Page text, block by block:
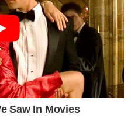
Fitness, Kids Yard, Senior
ชื่อมโยงการพักผ่อน สุขภาพ
อบครัวเข้าไว้ด้วยกัน พร้อม
ชั่วโมง และระบบควบคุม
ฐานบ้านระดับพรีเมียม
ค์ และ SŌLVANI พิษณุโลก
Saw In Movies